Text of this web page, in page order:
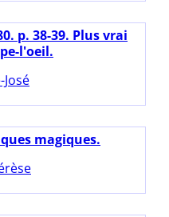
p. 38-39. Plus vrai
l'oeil.
magiques.